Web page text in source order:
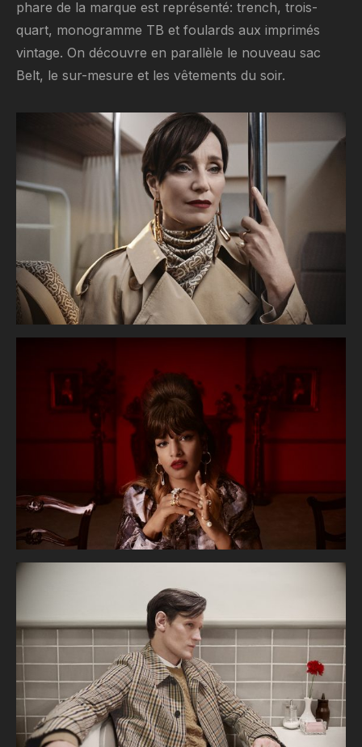
phare de la marque est représenté: trench, trois-
quart, monogramme TB et foulards aux imprimés
vintage. On découvre en parallèle le nouveau sac
Belt, le sur-mesure et les vêtements du soir.